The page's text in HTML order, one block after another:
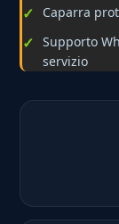
Caparra
Supporto
servizio